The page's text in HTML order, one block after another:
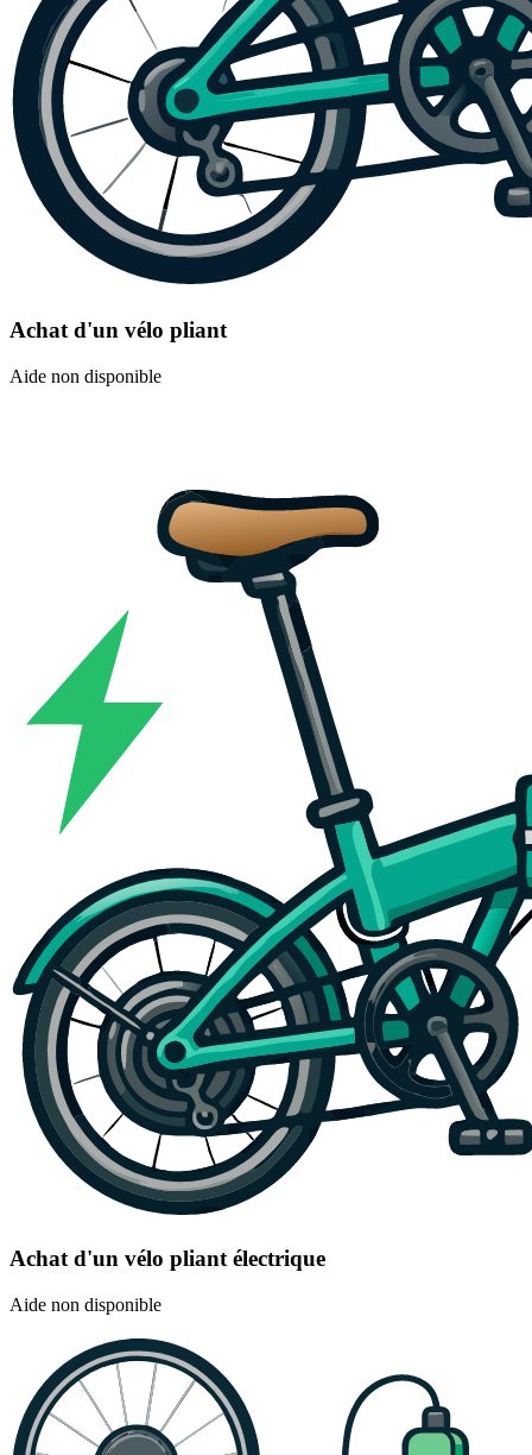
Achat d'un vélo pliant
Aide non disponible
Achat d'un vélo pliant électrique
Aide non disponible